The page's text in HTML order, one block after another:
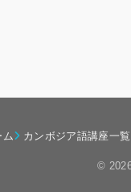
ム カンボジア語講座一覧
©